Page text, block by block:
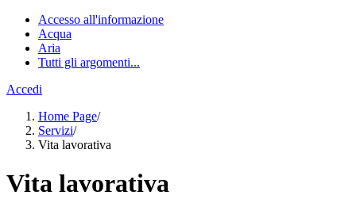
Accesso all'informazione
Acqua
Aria
Tutti gli argomenti...
Accedi
Home Page/
Servizi/
Vita lavorativa
Vita lavorativa